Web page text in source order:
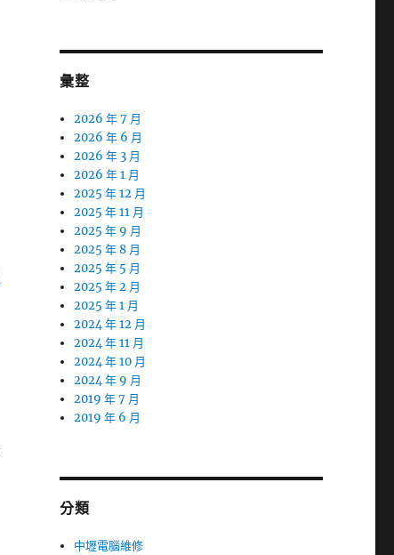
彙整
2026 年 7 月
2026 年 6 月
2026 年 3 月
2026 年 1 月
2025 年 12 月
2025 年 11 月
2025 年 9 月
2025 年 8 月
2025 年 5 月
2025 年 2 月
2025 年 1 月
2024 年 12 月
2024 年 11 月
2024 年 10 月
2024 年 9 月
2019 年 7 月
2019 年 6 月
分類
中壢電腦維修